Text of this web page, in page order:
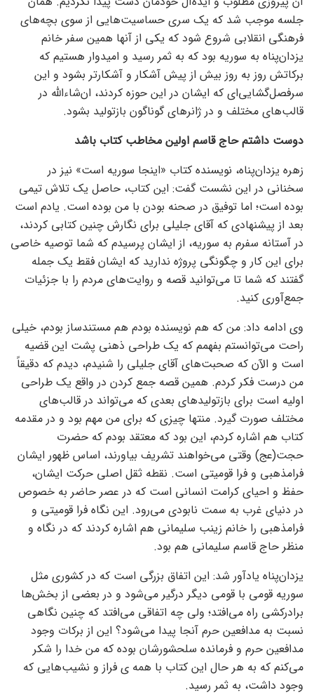
جلسه موجب شد که یک سری حساسیت‌هایی از سوی بچه‌های
فرهنگی انقلابی شروع شود که یکی از آنها همین سفر خانم
یزدان‌پناه به سوریه بود که به ثمر رسید و امیدوار هستیم که
برکاتش روز به روز بیش از پیش آشکار و آشکارتر بشود و این
سرفصل‌گشایی‌ای که ایشان در این حوزه کردند، ان‌شاءالله در
قالب‌های مختلف و در ژانر‌های گوناگون بازتولید بشود.
دوست داشتم حاج قاسم اولین مخاطب کتاب باشد
زهره یزدان‌پناه، نویسنده کتاب «اینجا سوریه است» نیز در
سخنانی در این نشست گفت: این کتاب، حاصل یک تلاش تیمی
بوده است؛ اما توفیق در صحنه بودن با من بوده است. یادم است
بعد از پیشنهادی که آقای جلیلی برای نگارش چنین کتابی کردند،
در آستانه سفرم به سوریه، از ایشان پرسیدم که شما توصیه خاصی
برای این کار و چگونگی پروژه ندارید که ایشان فقط یک جمله
گفتند که شما تا می‌توانید قصه و روایت‌های مردم را با جزئیات
جمع‌آوری کنید.
وی ادامه داد: من که هم نویسنده بودم هم مستندساز بودم، خیلی
راحت می‌توانستم بفهمم که یک طراحی ذهنی پشت این قضیه
است و الآن که صحبت‌های آقای جلیلی را شنیدم، دیدم که دقیقاً
من درست فکر کردم. همین قصه جمع کردن در واقع یک طراحی
اولیه است برای بازتولیدهای بعدی که می‌تواند در قالب‌های
مختلف صورت گیرد. منتها چیزی که برای من مهم بود و در مقدمه
کتاب هم اشاره کردم، این بود که معتقد بودم که حضرت
حجت(عج) وقتی می‌خواهند تشریف بیاورند، اساس ظهور ایشان
فرامذهبی و فرا قومیتی است. نقطه ثقل اصلی حرکت ایشان،
حفظ و احیای کرامت انسانی است که در عصر حاضر به خصوص
در دنیای غرب به سمت نابودی می‌رود. این نگاه فرا قومیتی و
فرامذهبی را خانم زینب سلیمانی هم اشاره کردند که در نگاه و
منظر حاج قاسم سلیمانی هم بود.
یزدان‌پناه یادآور شد: این اتفاق بزرگی است که در کشوری مثل
سوریه قومی با قومی دیگر درگیر می‌شود و در بعضی از بخش‌ها
برادرکشی راه می‌افتد؛ ولی چه اتفاقی می‌افتد که چنین نگاهی
نسبت به مدافعین حرم آنجا پیدا می‌شود؟ این از برکات وجود
مدافعین حرم و فرمانده سلحشورشان بوده که من خدا را شکر
می‌کنم که به هر حال این کتاب با همه ی فراز و نشیب‌هایی که
وجود داشت، به ثمر رسید.